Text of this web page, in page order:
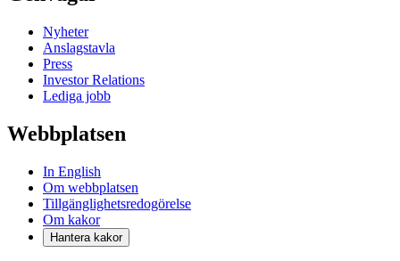
Nyheter
Anslagstavla
Press
Investor Relations
Lediga jobb
Webbplatsen
In English
Om webbplatsen
Tillgänglighetsredogörelse
Om kakor
Hantera kakor